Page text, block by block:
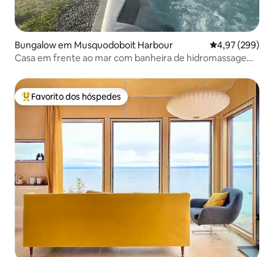
Bungalow em Musquodoboit Harbour Classificação
4,97 (299)
Casa em frente ao mar com banheira de hidromassagem
Favoritos dos hóspedes mais apreciados
Favorito dos hóspedes